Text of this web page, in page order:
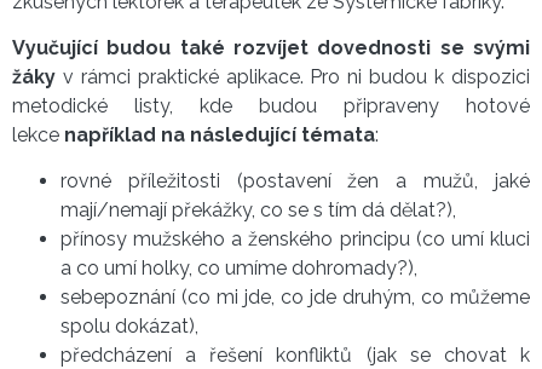
Vyučující budou také rozvíjet dovednosti se svými
žáky v rámci praktické aplikace. Pro ni budou k dispozici
metodické listy, kde budou připraveny hotové
lekce například na následující témata:
rovné příležitosti (postavení žen a mužů, jaké
mají/nemají překážky, co se s tím dá dělat?),
přínosy mužského a ženského principu (co umí kluci
a co umí holky, co umíme dohromady?),
sebepoznání (co mi jde, co jde druhým, co můžeme
spolu dokázat),
předcházení a řešení konfliktů (jak se chovat k